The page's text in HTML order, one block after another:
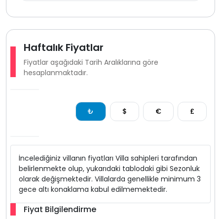
merkezi konumlu kiralık villa seçenekleriyle öne çıkar.
Geniş yaşam alanları sunan villalar konforlu birvilla
kiralama
deneyimi arayan gruplar için güçlü bir
alternatiftir. manzara merkez yakınlığı ve lüksü bir
arada isteyenler için ortaalan villaları ideal bir tercih
sunar.
Haftalık Fiyatlar
Fiyatlar aşağıdaki Tarih Aralıklarına göre
hesaplanmaktadır.
₺ $ € £
İncelediğiniz villanın fiyatları Villa sahipleri tarafından
belirlenmekte olup, yukarıdaki tablodaki gibi Sezonluk
olarak değişmektedir. Villalarda genellikle minimum 3
gece altı konaklama kabul edilmemektedir.
Fiyat Bilgilendirme